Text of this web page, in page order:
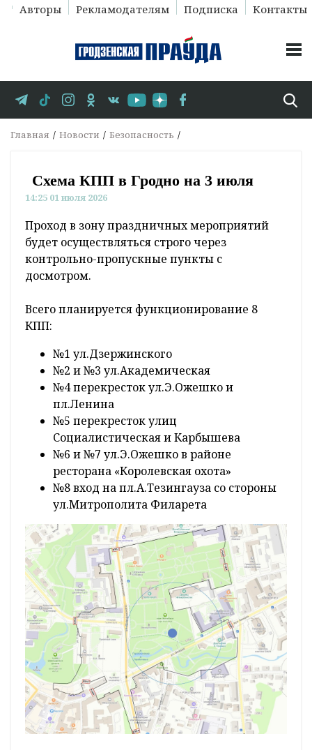
Авторы Рекламодателям Подписка Контакты
Главная Новости Безопасность
Схема КПП в Гродно на 3 июля
14:25 01 июля 2026
Проход в зону праздничных мероприятий
будет осуществляться строго через
контрольно-пропускные пункты с
досмотром.
Всего планируется функционирование 8
КПП:
№1 ул.Дзержинского
№2 и №3 ул.Академическая
№4 перекресток ул.Э.Ожешко и
пл.Ленина
№5 перекресток улиц
Социалистическая и Карбышева
№6 и №7 ул.Э.Ожешко в районе
ресторана «Королевская охота»
№8 вход на пл.А.Тезингауза со стороны
ул.Митрополита Филарета